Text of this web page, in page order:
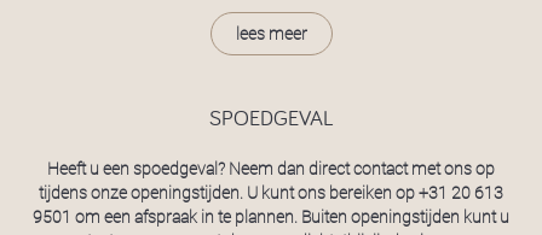
SPOEDGEVAL
Heeft u een spoedgeval? Neem dan direct contact met ons op
tijdens onze openingstijden. U kunt ons bereiken op+31 20 613
9501 om een afspraak in te plannen. Buiten openingstijden kunt u
lees meer